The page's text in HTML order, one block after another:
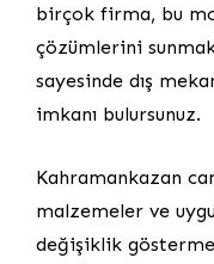
birçok firma, bu
çözümlerini
sayesinde dış
imkanı bulursunuz.
Kahramankazan
malzemeler ve
değişiklik